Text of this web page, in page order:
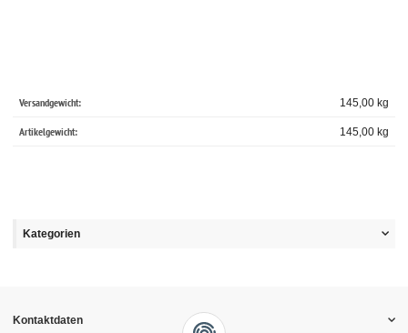
Versandgewicht: 145,00 kg
Artikelgewicht: 145,00 kg
Kategorien
Kontaktdaten